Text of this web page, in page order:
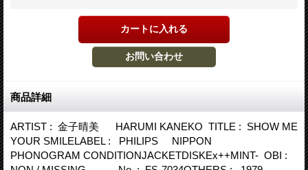
商品詳細
ARTIST : 金子晴美 HARUMI KANEKO TITLE : SHOW ME
YOUR SMILELABEL : PHILIPS NIPPON
PHONOGRAM CONDITIONJACKETDISKEx++MINT- OBI :